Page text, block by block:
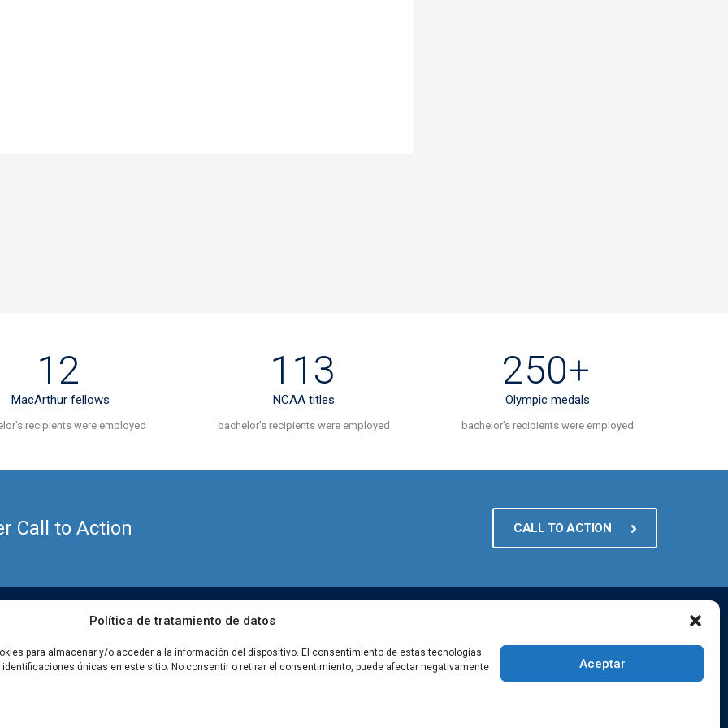
Política de tratamiento de datos
para almacenar y/o acceder a la información del dispositivo. El consentimiento de estas tecnologías
únicas en este sitio. No consentir o retirar el consentimiento, puede afectar negativamente
Aceptar
12
MacArthur fellows
recipients were employed
113
NCAA titles
bachelor’s recipients were employed
250+
Olympic medals
bachelor’s recipients were employed
Call to Action CALL TO ACTION